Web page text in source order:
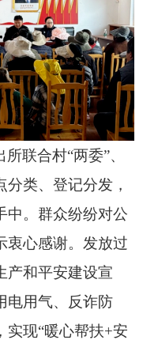
所联合村“两委”、
类、登记分发，
中。群众纷纷对公
衷心感谢。发放过
产和平安建设宣
电用气、反诈防
实现“暖心帮扶+安